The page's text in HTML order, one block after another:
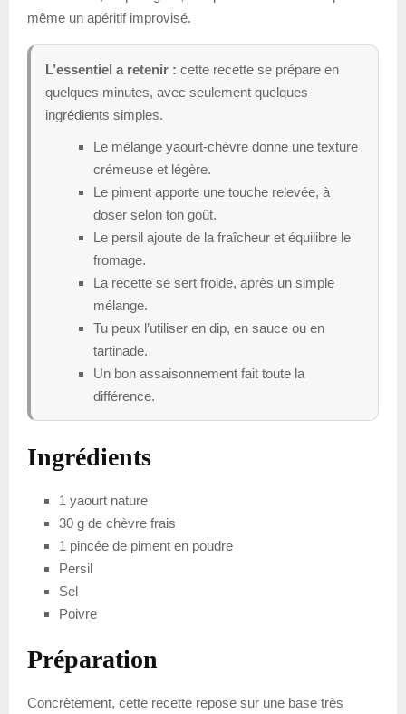
même un apéritif improvisé.
L’essentiel a retenir : cette recette se prépare en
quelques minutes, avec seulement quelques
ingrédients simples.
Le mélange yaourt-chèvre donne une texture
crémeuse et légère.
Le piment apporte une touche relevée, à
doser selon ton goût.
Le persil ajoute de la fraîcheur et équilibre le
fromage.
La recette se sert froide, après un simple
mélange.
Tu peux l’utiliser en dip, en sauce ou en
tartinade.
Un bon assaisonnement fait toute la
différence.
Ingrédients
1 yaourt nature
30 g de chèvre frais
1 pincée de piment en poudre
Persil
Sel
Poivre
Préparation
Concrètement, cette recette repose sur une base très